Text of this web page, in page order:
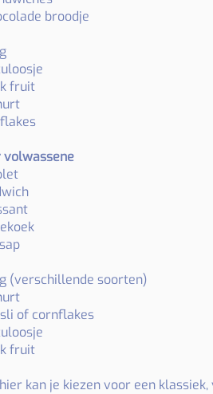
broodje
fruit
volwassene
(verschillende soorten)
of cornflakes
fruit
kan je kiezen voor een